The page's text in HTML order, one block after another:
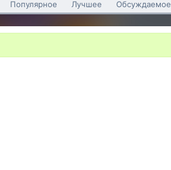
Популярное Лучшее Обсуждаемое